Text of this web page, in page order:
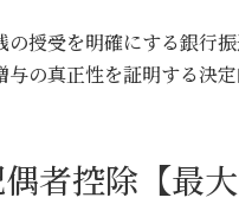
の授受を明確にする銀行
の真正性を証明する決定
者控除【最大